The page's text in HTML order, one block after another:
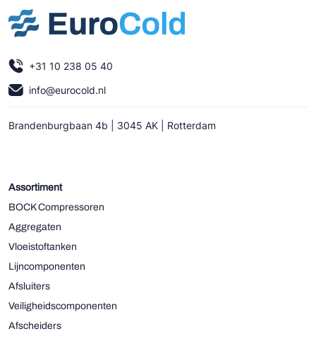
+31 10 238 05 40
info@eurocold.nl
Brandenburgbaan 4b | 3045 AK | Rotterdam
Assortiment
BOCK Compressoren
Aggregaten
Vloeistoftanken
Lijncomponenten
Afsluiters
Veiligheidscomponenten
Afscheiders